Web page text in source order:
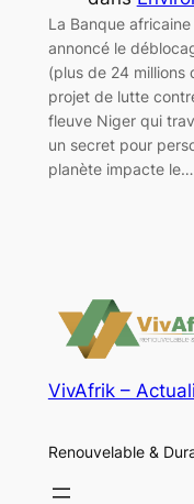
La Banque
annoncé le
(plus de 24 millions
projet de lutte
fleuve Niger qui
un secret pour
planète impacte le…
VivAfrik –
Renouvelable &